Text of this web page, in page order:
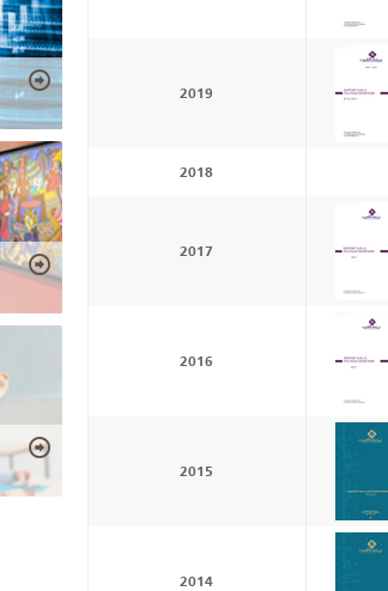
2019
2018
2017
2016
2015
2014